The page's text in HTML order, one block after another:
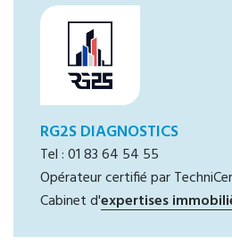
RG2S DIAGNOSTICS
Tel : 01 83 64 54 55
Opérateur certifié par
Cabinet d'expertises